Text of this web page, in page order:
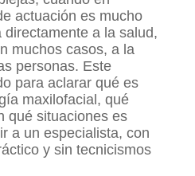
actuación es mucho
a la salud,
muchos casos, a la
personas. Este
para aclarar qué es
maxilofacial, qué
qué situaciones es
a un especialista, con
y sin tecnicismos